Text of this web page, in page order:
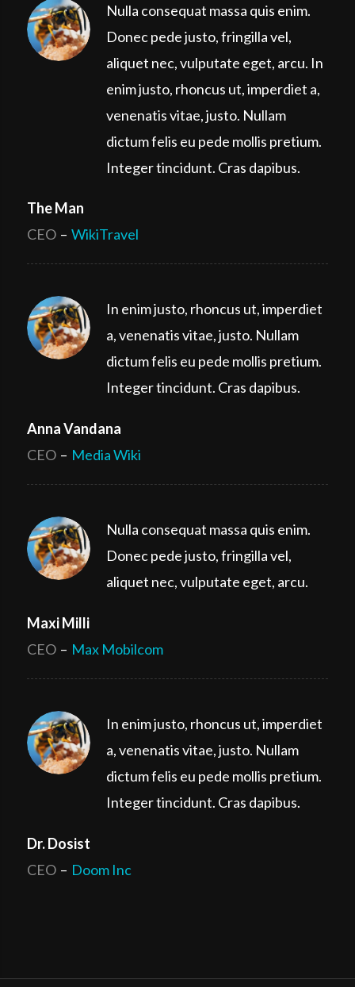
Nulla consequat massa quis enim.
Donec pede justo, fringilla vel,
aliquet nec, vulputate eget, arcu. In
enim justo, rhoncus ut, imperdiet a,
venenatis vitae, justo. Nullam
dictum felis eu pede mollis pretium.
Integer tincidunt. Cras dapibus.
The Man
CEO – WikiTravel
In enim justo, rhoncus ut, imperdiet
a, venenatis vitae, justo. Nullam
dictum felis eu pede mollis pretium.
Integer tincidunt. Cras dapibus.
Anna Vandana
CEO – Media Wiki
Nulla consequat massa quis enim.
Donec pede justo, fringilla vel,
aliquet nec, vulputate eget, arcu.
Maxi Milli
CEO – Max Mobilcom
In enim justo, rhoncus ut, imperdiet
a, venenatis vitae, justo. Nullam
dictum felis eu pede mollis pretium.
Integer tincidunt. Cras dapibus.
Dr. Dosist
CEO – Doom Inc